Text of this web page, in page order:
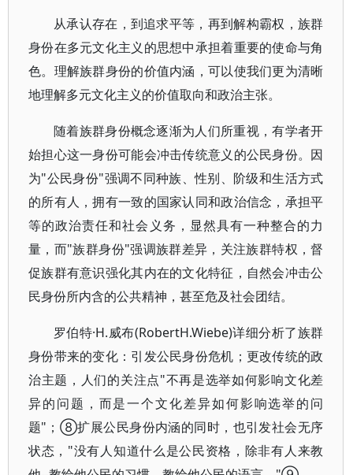
从承认存在，到追求平等，再到解构霸权，族群
身份在多元文化主义的思想中承担着重要的使命与角
色。理解族群身份的价值内涵，可以使我们更为清晰
地理解多元文化主义的价值取向和政治主张。
随着族群身份概念逐渐为人们所重视，有学者开
始担心这一身份可能会冲击传统意义的公民身份。因
为"公民身份"强调不同种族、性别、阶级和生活方式
的所有人，拥有一致的国家认同和政治信念，承担平
等的政治责任和社会义务，显然具有一种整合的力
量，而"族群身份"强调族群差异，关注族群特权，督
促族群有意识强化其内在的文化特征，自然会冲击公
民身份所内含的公共精神，甚至危及社会团结。
罗伯特·H.威布(RobertH.Wiebe)详细分析了族群
身份带来的变化：引发公民身份危机；更改传统的政
治主题，人们的关注点"不再是选举如何影响文化差
异的问题，而是一个文化差异如何影响选举的问
题"；⑧扩展公民身份内涵的同时，也引发社会无序
状态，"没有人知道什么是公民资格，除非有人来教